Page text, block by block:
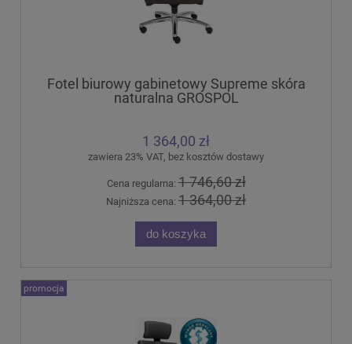
Fotel biurowy gabinetowy Supreme skóra
naturalna GROSPOL
1 364,00 zł
zawiera 23% VAT, bez kosztów dostawy
Cena regularna:1 746,60 zł
Najniższa cena: 1 364,00 zł
do koszyka
promocja